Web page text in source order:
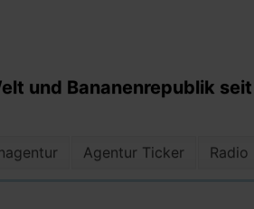
und Bananenrepublik
Agentur Ticker